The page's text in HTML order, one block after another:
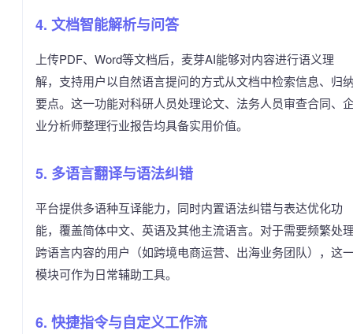
4. 文档智能解析与问答
上传PDF、Word等文档后，麦芽AI能够对内容进行语义理
解，支持用户以自然语言提问的方式从文档中检索信息、归
要点。这一功能对科研人员处理论文、法务人员审查合同、
业分析师整理行业报告均具备实用价值。
5. 多语言翻译与语法纠错
平台提供多语种互译能力，同时内置语法纠错与表达优化功
能，覆盖简体中文、英语及其他主流语言。对于需要频繁处
跨语言内容的用户（如跨境电商运营、出海业务团队），这
模块可作为日常辅助工具。
6. 快捷指令与自定义工作流